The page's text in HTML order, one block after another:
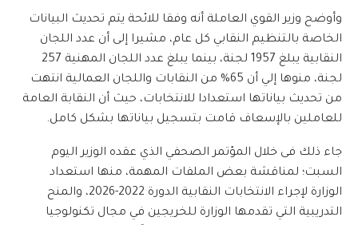
وأوضح وزير القوي العاملة أنه وفقا للائحة يتم تحديث البيانات
الخاصة بالتنظيم النقابي كل عام، مشيرا إلى أن عدد اللجان
النقابية يبلغ 1957 لجنة، بينما يبلغ عدد اللجان المهنية 257
لجنة، منوها إلي أن 65% من النقابات واللجان العمالية انتهت
من تحديث بياناتها استعدادا للانتخابات، حيث أن النقابة العامة
للعاملين بالإسعاف قامت بتسجيل بياناتها بشكل كامل.
جاء ذلك فى خلال المؤتمر الصحفي الذي عقده الوزير اليوم
السبت؛ لمناقشة بعض الملفات المهمة، منها استعداد
الوزارة لإجراء الانتخابات النقابية الدورة 2022-2026، والمنح
التدريبية التي تقدمها الوزارة للخريجين في مجال تكنولوجيا